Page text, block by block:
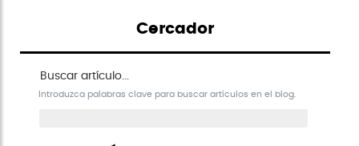
Cercador
Buscar artículo en el blog
Introduzca palabras clave para buscar artículos en el blog.